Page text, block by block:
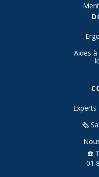
Aides
Experts
🗞️
☎️
01